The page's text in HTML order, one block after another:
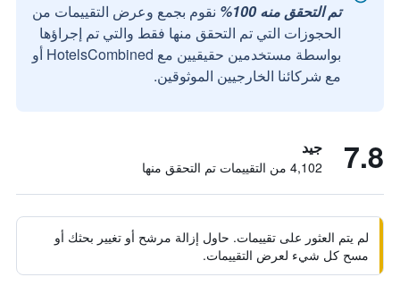
تم التحقق منه 100%
نقوم بجمع وعرض التقييمات من
الحجوزات التي تم التحقق منها فقط والتي تم إجراؤها
بواسطة مستخدمين حقيقيين مع HotelsCombined أو
مع شركائنا الخارجيين الموثوقين.
7.8 جيد
4,102 من التقييمات تم التحقق منها
لم يتم العثور على تقييمات. حاول إزالة مرشح أو تغيير بحثك أو
مسح كل شيء لعرض التقييمات.